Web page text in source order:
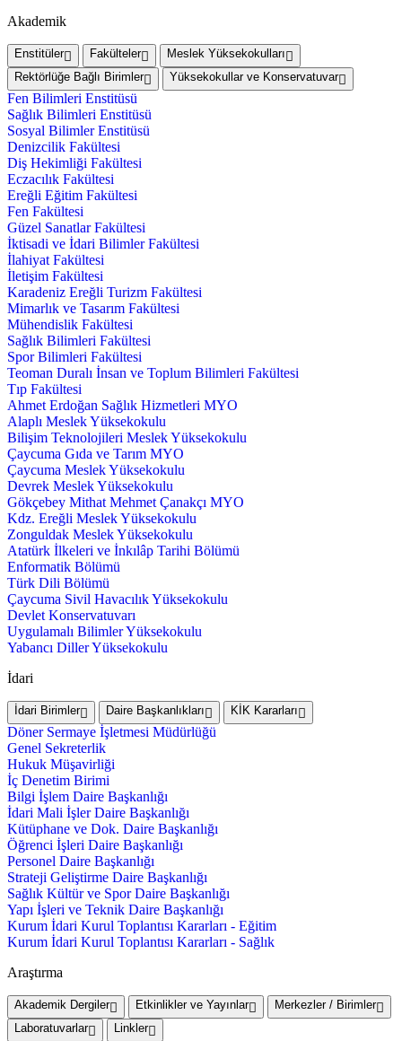
Akademik
Enstitüler Fakülteler
Meslek Yüksekokulları
Rektörlüğe Bağlı Birimler
Yüksekokullar ve Konservatuvar
Fen Bilimleri Enstitüsü
Sağlık Bilimleri Enstitüsü
Sosyal Bilimler Enstitüsü
Denizcilik Fakültesi
Diş Hekimliği Fakültesi
Eczacılık Fakültesi
Ereğli Eğitim Fakültesi
Fen Fakültesi
Güzel Sanatlar Fakültesi
İktisadi ve İdari Bilimler Fakültesi
İlahiyat Fakültesi
İletişim Fakültesi
Karadeniz Ereğli Turizm Fakültesi
Mimarlık ve Tasarım Fakültesi
Mühendislik Fakültesi
Sağlık Bilimleri Fakültesi
Spor Bilimleri Fakültesi
Teoman Duralı İnsan ve Toplum Bilimleri Fakültesi
Tıp Fakültesi
Ahmet Erdoğan Sağlık Hizmetleri MYO
Alaplı Meslek Yüksekokulu
Bilişim Teknolojileri Meslek Yüksekokulu
Çaycuma Gıda ve Tarım MYO
Çaycuma Meslek Yüksekokulu
Devrek Meslek Yüksekokulu
Gökçebey Mithat Mehmet Çanakçı MYO
Kdz. Ereğli Meslek Yüksekokulu
Zonguldak Meslek Yüksekokulu
Atatürk İlkeleri ve İnkılâp Tarihi Bölümü
Enformatik Bölümü
Türk Dili Bölümü
Çaycuma Sivil Havacılık Yüksekokulu
Devlet Konservatuvarı
Uygulamalı Bilimler Yüksekokulu
Yabancı Diller Yüksekokulu
İdari
İdari Birimler Daire Başkanlıkları KİK Kararları
Döner Sermaye İşletmesi Müdürlüğü
Genel Sekreterlik
Hukuk Müşavirliği
İç Denetim Birimi
Bilgi İşlem Daire Başkanlığı
İdari Mali İşler Daire Başkanlığı
Kütüphane ve Dok. Daire Başkanlığı
Öğrenci İşleri Daire Başkanlığı
Personel Daire Başkanlığı
Strateji Geliştirme Daire Başkanlığı
Sağlık Kültür ve Spor Daire Başkanlığı
Yapı İşleri ve Teknik Daire Başkanlığı
Kurum İdari Kurul Toplantısı Kararları - Eğitim
Kurum İdari Kurul Toplantısı Kararları - Sağlık
Araştırma
Akademik Dergiler Etkinlikler ve Yayınlar
Merkezler / Birimler
Laboratuvarlar
Linkler